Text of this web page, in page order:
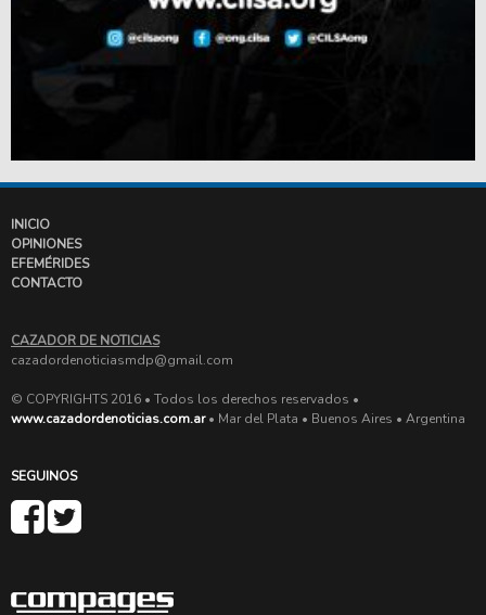
INICIO
OPINIONES
EFEMÉRIDES
CONTACTO
CAZADOR DE NOTICIAS
cazadordenoticiasmdp@gmail.com
© COPYRIGHTS 2016 • Todos los derechos reservados •
www.cazadordenoticias.com.ar• Mar del Plata • Buenos Aires • Argentina
SEGUINOS